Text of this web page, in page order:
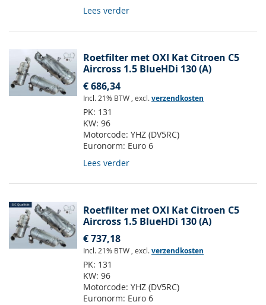
Lees verder
Roetfilter met OXI Kat Citroen C5
Aircross 1.5 BlueHDi 130 (A)
€ 686,34
Incl. 21% BTW , excl.verzendkosten
PK: 131
KW: 96
Motorcode: YHZ (DV5RC)
Euronorm: Euro 6
Lees verder
Roetfilter met OXI Kat Citroen C5
Aircross 1.5 BlueHDi 130 (A)
€ 737,18
Incl. 21% BTW , excl.verzendkosten
PK: 131
KW: 96
Motorcode: YHZ (DV5RC)
Euronorm: Euro 6